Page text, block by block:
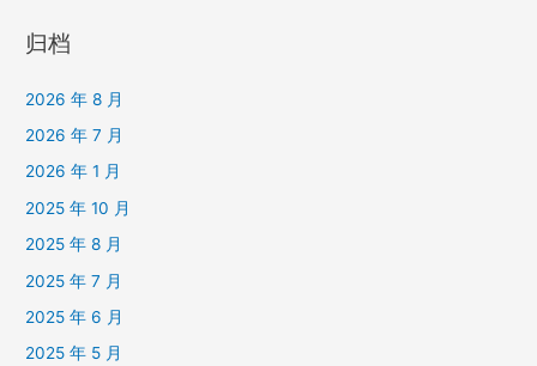
归档
2026 年 8 月
2026 年 7 月
2026 年 1 月
2025 年 10 月
2025 年 8 月
2025 年 7 月
2025 年 6 月
2025 年 5 月